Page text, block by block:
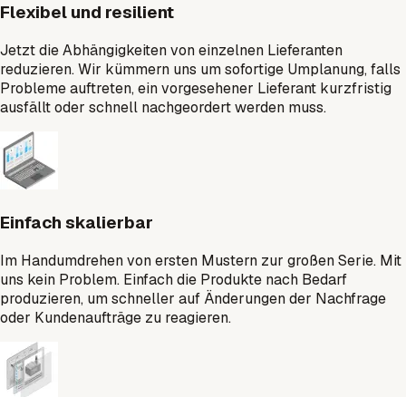
Flexibel und resilient
Jetzt die Abhängigkeiten von einzelnen Lieferanten
reduzieren. Wir kümmern uns um sofortige Umplanung, falls
Probleme auftreten, ein vorgesehener Lieferant kurzfristig
ausfällt oder schnell nachgeordert werden muss.
Einfach skalierbar
Im Handumdrehen von ersten Mustern zur großen Serie. Mit
uns kein Problem. Einfach die Produkte nach Bedarf
produzieren, um schneller auf Änderungen der Nachfrage
oder Kundenaufträge zu reagieren.